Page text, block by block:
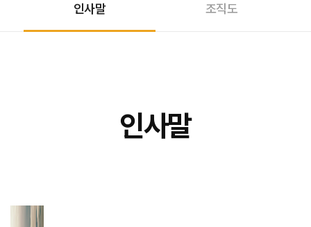
인사말 조직도
인사말